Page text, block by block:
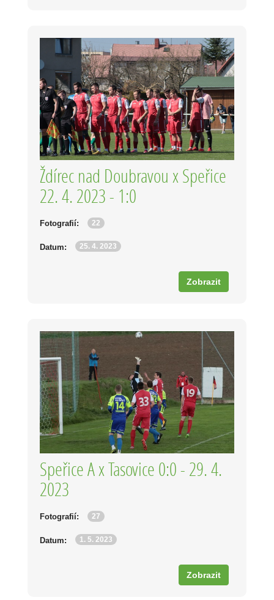
Ždírec nad Doubravou x Speřice
22. 4. 2023 - 1:0
Fotografií: 22
Datum: 25. 4. 2023
Zobrazit
Speřice A x Tasovice 0:0 - 29. 4.
2023
Fotografií: 27
Datum: 1. 5. 2023
Zobrazit